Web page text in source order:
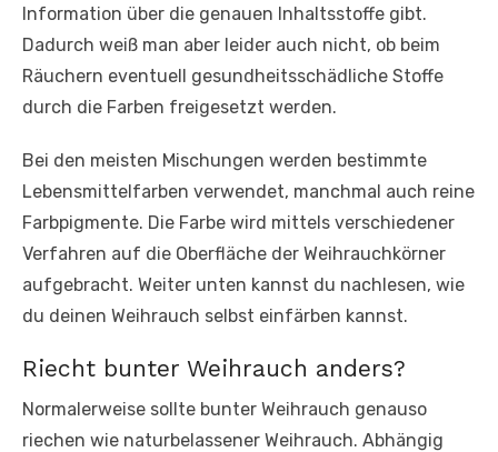
Information über die genauen Inhaltsstoffe gibt.
Dadurch weiß man aber leider auch nicht, ob beim
Räuchern eventuell gesundheitsschädliche Stoffe
durch die Farben freigesetzt werden.
Bei den meisten Mischungen werden bestimmte
Lebensmittelfarben verwendet, manchmal auch reine
Farbpigmente. Die Farbe wird mittels verschiedener
Verfahren auf die Oberfläche der Weihrauchkörner
aufgebracht. Weiter unten kannst du nachlesen, wie
du deinen Weihrauch selbst einfärben kannst.
Riecht bunter Weihrauch anders?
Normalerweise sollte bunter Weihrauch genauso
riechen wie naturbelassener Weihrauch. Abhängig